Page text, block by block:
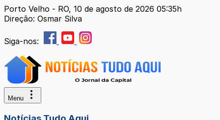
Porto Velho - RO, 10 de agosto de 2026 05:35h
Direção: Osmar Silva
Siga-nos:
Menu